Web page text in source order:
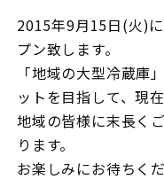
2015年9月15日(火)
プン致します。
「地域の大型冷蔵庫
ットを目指して、現
地域の皆様に末長く
ります。
お楽しみにお待ちくだ